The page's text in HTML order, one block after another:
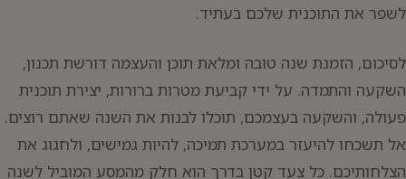
לשפר את התוכנית שלכם בעתיד.
לסיכום, הזמנת שנה טובה ומלאת תוכן והעצמה דורשת תכנון,
השקעה והתמדה. על ידי קביעת מטרות ברורות, יצירת תוכנית
פעולה, והשקעה בעצמכם, תוכלו לבנות את השנה שאתם רוצים.
אל תשכחו להיעזר במערכת תמיכה, להיות גמישים, ולחגוג את
הצלחותיכם. כל צעד קטן בדרך הוא חלק מהמסע המוביל לשנה